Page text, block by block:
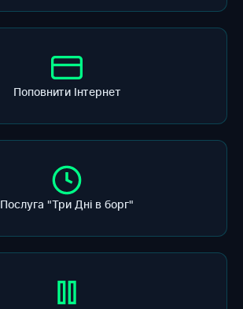
Поповнити Інтернет
Послуга "Три Дні в борг"